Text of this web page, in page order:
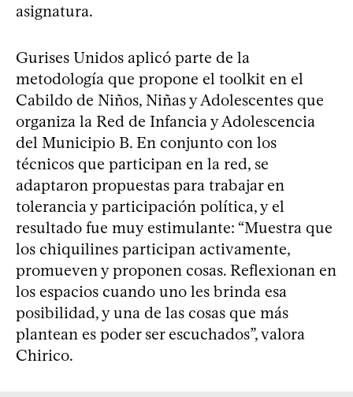
asignatura.
Gurises Unidos aplicó parte de la
metodología que propone el toolkit en el
Cabildo de Niños, Niñas y Adolescentes que
organiza la Red de Infancia y Adolescencia
del Municipio B. En conjunto con los
técnicos que participan en la red, se
adaptaron propuestas para trabajar en
tolerancia y participación política, y el
resultado fue muy estimulante: “Muestra que
los chiquilines participan activamente,
promueven y proponen cosas. Reflexionan en
los espacios cuando uno les brinda esa
posibilidad, y una de las cosas que más
plantean es poder ser escuchados”, valora
Chirico.